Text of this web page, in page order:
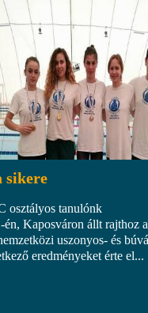
sikere
osztályos tanulónk
én, Kaposváron állt
uszonyos- és
eredményeket érte el...